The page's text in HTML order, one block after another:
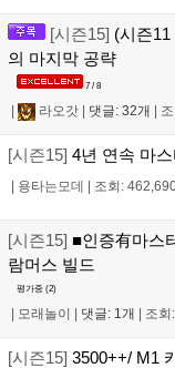
[시즌15] (시즌
의 마지막 공략
7 / 8
라오갓 댓글: 32개
[시즌15] 4년 연속 마
용타는모데 조회:
[시즌15] ■인증有마스
람머스 빌드
평가중 (2)
| 모래놀이 | 댓글: 1개 | 조
[시즌15] 3500++/ M1